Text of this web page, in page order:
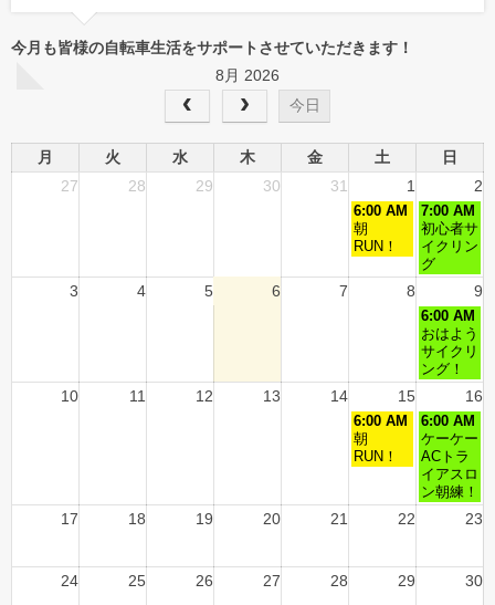
今月も皆様の自転車生活をサポートさせていただきます！
8月 2026
今日
月 火 水 木 金 土
日
27
28 29 30 31 1 2
6:00 AM
朝
RUN！
7:00 AM
初心者サ
イクリン
グ
3 4 5 6 7 8 9
6:00 AM
おはよう
サイクリ
ング！
10 11 12 13 14 15 16
6:00 AM
朝
RUN！
6:00 AM
ケーケー
ACトラ
イアスロ
ン朝練！
17 18 19 20 21 22 23
24 25 26 27 28 29 30